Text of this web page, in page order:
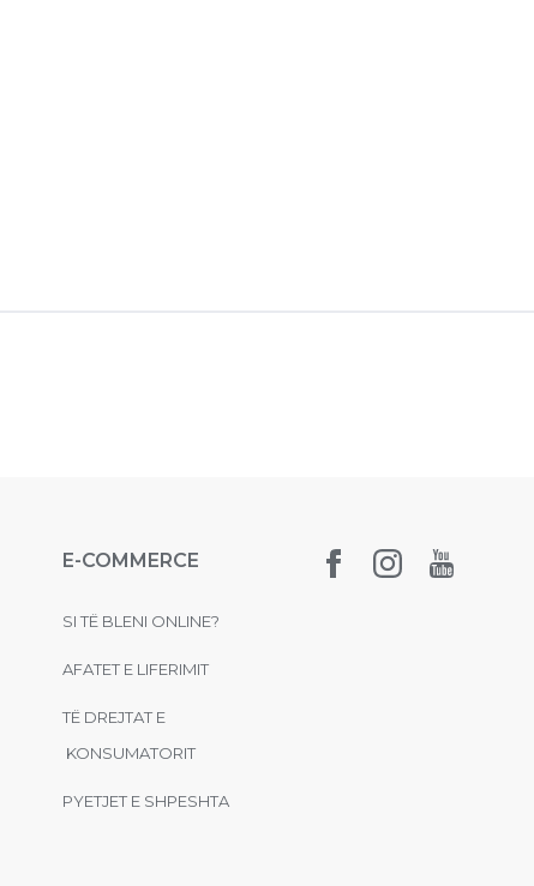
E-COMMERCE
SI TË BLENI ONLINE?
AFATET E LIFERIMIT
TË DREJTAT E
KONSUMATORIT
PYETJET E SHPESHTA